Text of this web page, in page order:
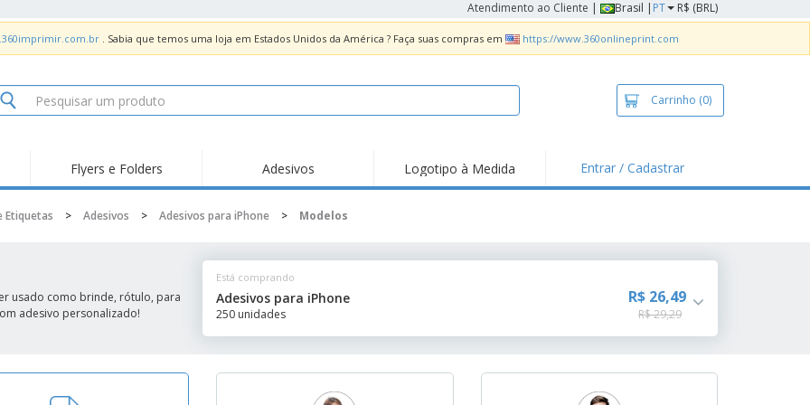
Atendimento ao Cliente | Brasil | PT R$ (BRL)
. Sabia que temos uma loja em Estados Unidos da América ? Faça suas compras em https://www.360onlineprint.com
Carrinho (0)
Tendências
Adesivos Vinil
Expositores
Malas e Mochilas
Sacos
Novidades
Protetor Facial
Ímã de Geladeira
Placa de Propaganda
Flyers e Folders Adesivos Logotipo à Medida Entrar / Cadastrar
Etiquetas > Adesivos > Adesivos para iPhone > Modelos
usado como brinde, rótulo, para
adesivo personalizado!
Está comprando
Adesivos para iPhone
250 unidades
R$ 26,49
R$ 29,29